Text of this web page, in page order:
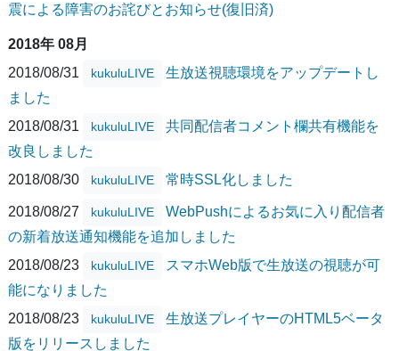
震による障害のお詫びとお知らせ(復旧済)
2018年 08月
2018/08/31
kukuluLIVE
生放送視聴環境をアップデートし
ました
2018/08/31
kukuluLIVE
共同配信者コメント欄共有機能を
改良しました
2018/08/30
kukuluLIVE 常時SSL化しました
2018/08/27 kukuluLIVE
WebPushによるお気に入り配信者
の新着放送通知機能を追加しました
2018/08/23
kukuluLIVE
スマホWeb版で生放送の視聴が可
能になりました
2018/08/23
kukuluLIVE
生放送プレイヤーのHTML5ベータ
版をリリースしました